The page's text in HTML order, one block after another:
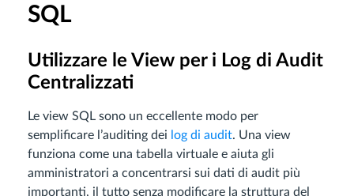
SQL
Utilizzare le View per i Log di Audit
Centralizzati
Le view SQL sono un eccellente modo per
semplificare l’auditing dei log di audit. Una view
funziona come una tabella virtuale e aiuta gli
amministratori a concentrarsi sui dati di audit più
importanti, il tutto senza modificare la struttura del